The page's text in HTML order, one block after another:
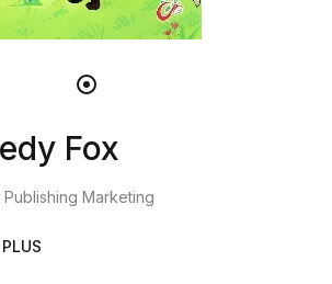
Fox
Publishing Marketing